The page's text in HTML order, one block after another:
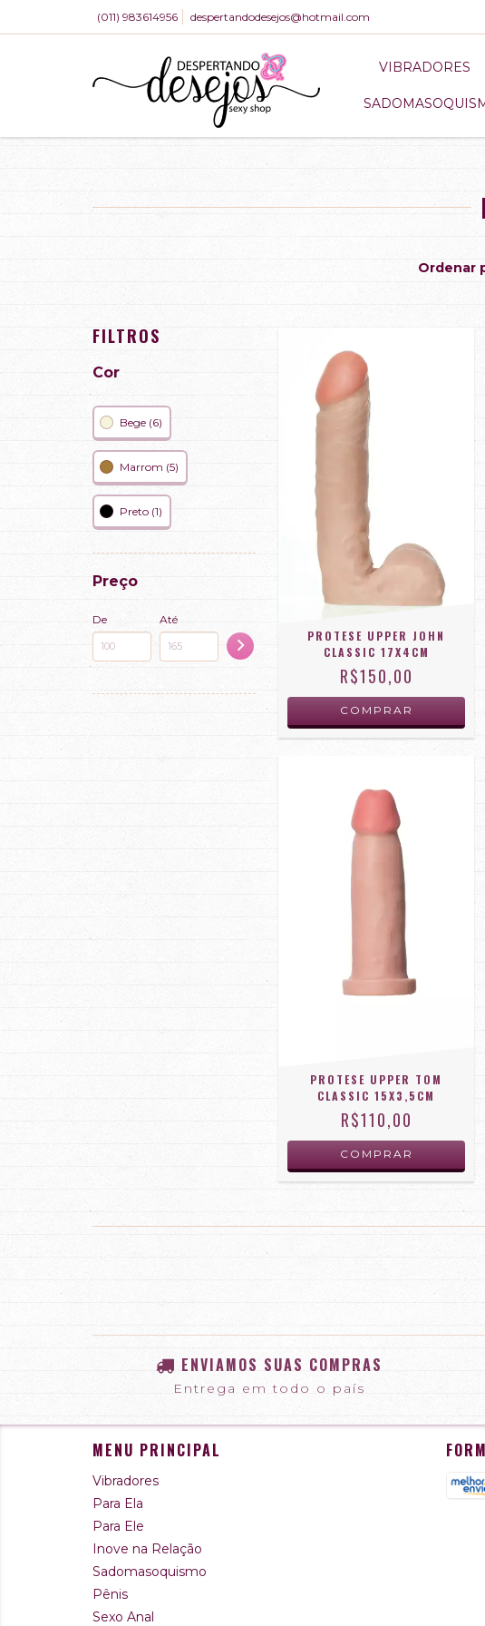
(011) 983614956 despertandodesejos@hotmail.com
VIBRADORES
Ordenar
FILTROS
Cor
Bege (6)
Marrom (5)
Preto (1)
Preço
De Até
PROTESE UPPER JOHN
CLASSIC 17X4CM
R$150,00
COMPRAR
PROTESE UPPER TOM
CLASSIC 15X3,5CM
R$110,00
COMPRAR
ENVIAMOS SUAS COMPRAS
Entrega em todo o país
MENU PRINCIPAL
Vibradores
Para Ela
Para Ele
Inove na Relação
Sadomasoquismo
Pênis
Sexo Anal